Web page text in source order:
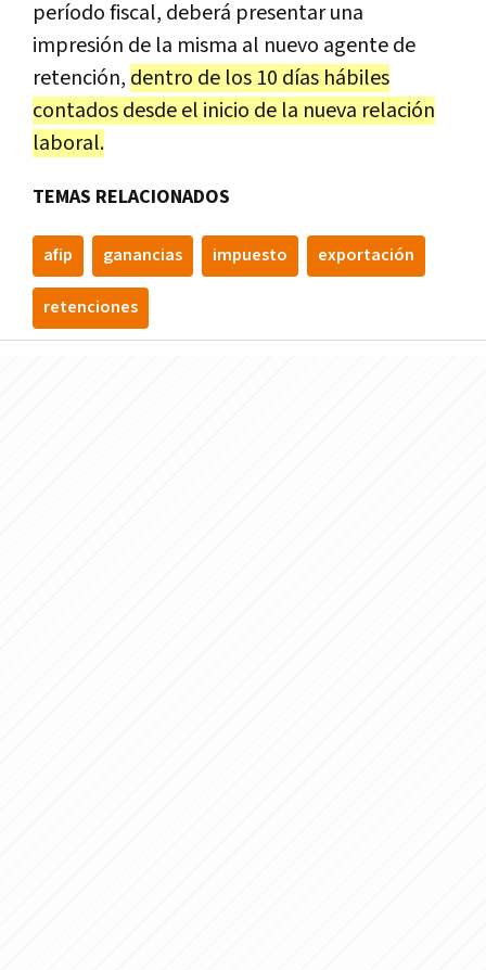
período fiscal, deberá presentar una
impresión de la misma al nuevo agente de
retención, dentro de los 10 días hábiles
contados desde el inicio de la nueva relación
laboral.
TEMAS RELACIONADOS
afip ganancias impuesto exportación
retenciones